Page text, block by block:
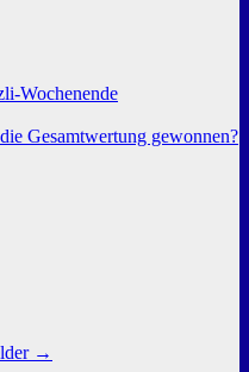
Wochenende
Gesamtwertung gewonnen?
→